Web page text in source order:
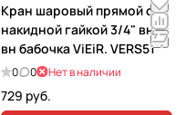
Кран шаровый прямой с
накидной гайкой 3/4" вн-
вн бабочка ViEiR. VERS51
0 0 Нет в наличии
729 руб.